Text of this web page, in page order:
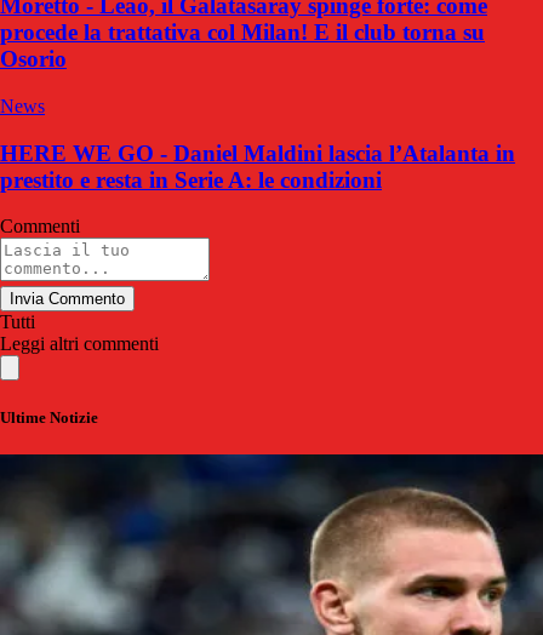
Moretto - Leao, il Galatasaray spinge forte: come
procede la trattativa col Milan! E il club torna su
Osorio
News
HERE WE GO - Daniel Maldini lascia l’Atalanta in
prestito e resta in Serie A: le condizioni
Commenti
Invia Commento
Tutti
Leggi altri commenti
Ultime Notizie